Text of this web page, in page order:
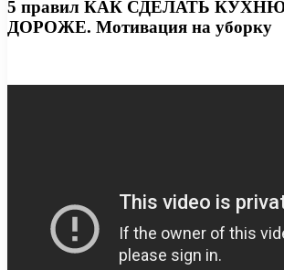
5 правил КАК СДЕЛАТЬ
ДОРОЖЕ. Мотивация на уборку